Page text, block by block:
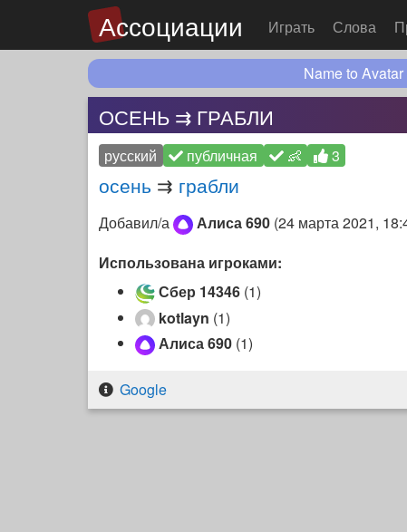
Ассоциации Играть Слова
Name to
ОСЕНЬ ⇉ ГРАБЛИ
русский публичная 👶 3
осень ⇉ грабли
Добавил/а Алиса 690 (24 марта 2021,
Использована игроками:
Сбер 14346 (1)
kotlayn (1)
Алиса 690 (1)
Google